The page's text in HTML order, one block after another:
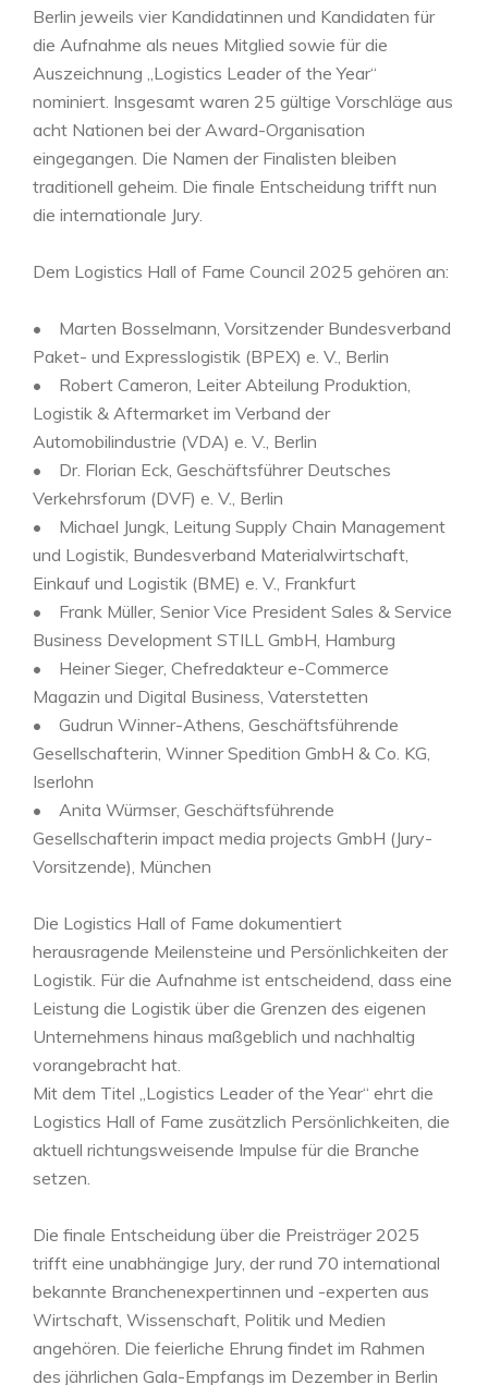
Berlin jeweils vier Kandidatinnen und Kandidaten für
die Aufnahme als neues Mitglied sowie für die
Auszeichnung „Logistics Leader of the Year“
nominiert. Insgesamt waren 25 gültige Vorschläge aus
acht Nationen bei der Award-Organisation
eingegangen. Die Namen der Finalisten bleiben
traditionell geheim. Die finale Entscheidung trifft nun
die internationale Jury.
Dem Logistics Hall of Fame Council 2025 gehören an:
• Marten Bosselmann, Vorsitzender Bundesverband
Paket- und Expresslogistik (BPEX) e. V., Berlin
• Robert Cameron, Leiter Abteilung Produktion,
Logistik & Aftermarket im Verband der
Automobilindustrie (VDA) e. V., Berlin
• Dr. Florian Eck, Geschäftsführer Deutsches
Verkehrsforum (DVF) e. V., Berlin
• Michael Jungk, Leitung Supply Chain Management
und Logistik, Bundesverband Materialwirtschaft,
Einkauf und Logistik (BME) e. V., Frankfurt
• Frank Müller, Senior Vice President Sales & Service
Business Development STILL GmbH, Hamburg
• Heiner Sieger, Chefredakteur e-Commerce
Magazin und Digital Business, Vaterstetten
• Gudrun Winner-Athens, Geschäftsführende
Gesellschafterin, Winner Spedition GmbH & Co. KG,
Iserlohn
• Anita Würmser, Geschäftsführende
Gesellschafterin impact media projects GmbH (Jury-
Vorsitzende), München
Die Logistics Hall of Fame dokumentiert
herausragende Meilensteine und Persönlichkeiten der
Logistik. Für die Aufnahme ist entscheidend, dass eine
Leistung die Logistik über die Grenzen des eigenen
Unternehmens hinaus maßgeblich und nachhaltig
vorangebracht hat.
Mit dem Titel „Logistics Leader of the Year“ ehrt die
Logistics Hall of Fame zusätzlich Persönlichkeiten, die
aktuell richtungsweisende Impulse für die Branche
setzen.
Die finale Entscheidung über die Preisträger 2025
trifft eine unabhängige Jury, der rund 70 international
bekannte Branchenexpertinnen und -experten aus
Wirtschaft, Wissenschaft, Politik und Medien
angehören. Die feierliche Ehrung findet im Rahmen
des jährlichen Gala-Empfangs im Dezember in Berlin